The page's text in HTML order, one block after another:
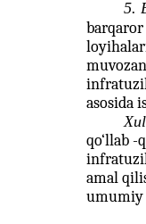
5.
asosida
qo‘llab -
amal
umumiy